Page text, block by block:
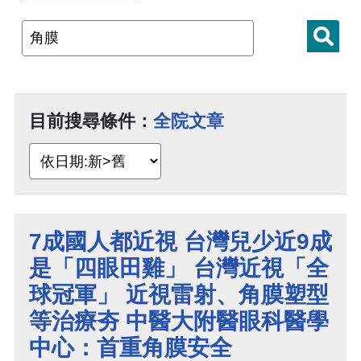
目前搜尋條件： 全院文章
7成國人都近視 台灣兒少近9成
是「四眼田雞」 台灣近視「全
球冠軍」 近視雷射、角膜塑型
等治療夯 中醫大附醫眼科醫學
中心：首重角膜安全